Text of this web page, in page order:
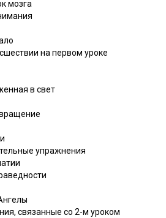
мозга
на первом уроке
в свет
упражнения
связанные со 2-м уроком